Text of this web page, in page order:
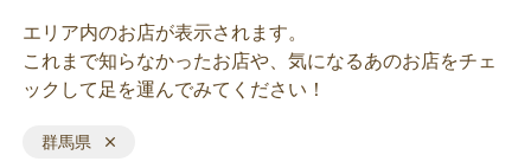
エリア内のお店が表示されます。
これまで知らなかったお店や、気になるあのお店をチェ
ックして足を運んでみてください！
群馬県